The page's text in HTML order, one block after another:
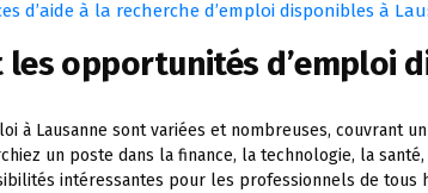
d’aide à la recherche d’emploi disponibles à
les opportunités d’emploi
à Lausanne sont variées et nombreuses, couvrant
un poste dans la finance, la technologie, la
intéressantes pour les professionnels de tous